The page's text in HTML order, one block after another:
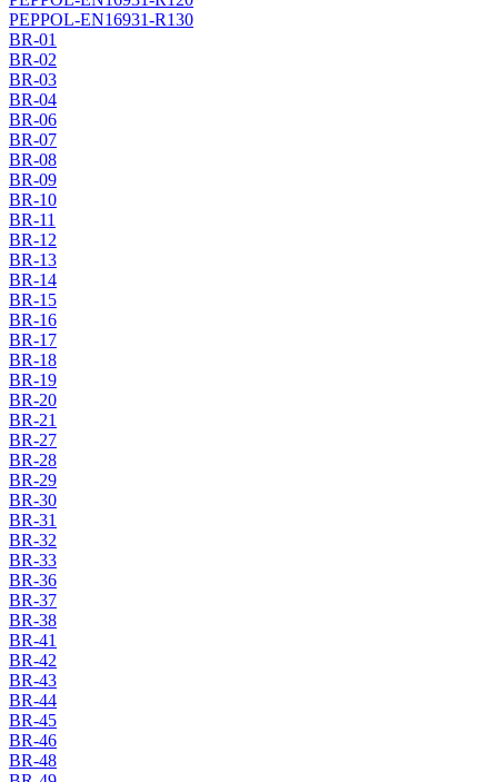
PEPPOL-EN16931-R130
BR-01
BR-02
BR-03
BR-04
BR-06
BR-07
BR-08
BR-09
BR-10
BR-11
BR-12
BR-13
BR-14
BR-15
BR-16
BR-17
BR-18
BR-19
BR-20
BR-21
BR-27
BR-28
BR-29
BR-30
BR-31
BR-32
BR-33
BR-36
BR-37
BR-38
BR-41
BR-42
BR-43
BR-44
BR-45
BR-46
BR-48